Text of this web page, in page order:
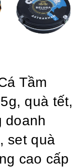
Tầm
quà tết,
doanh
set quà
cao cấp